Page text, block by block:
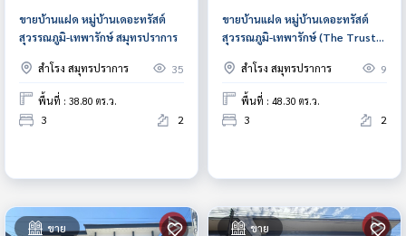
ขายบ้านแฝด หมู่บ้านเดอะทรัสต์
สุวรรณภูมิ-เทพารักษ์ สมุทรปราการ
สำโรง สมุทรปราการ 35
พื้นที่ : 38.80 ตร.ว.
3 2
ขายบ้านแฝด หมู่บ้านเดอะทรัสต์
สุวรรณภูมิ-เทพารักษ์ (The Trust
สมุทรปราการ
สำโรง สมุทรปราการ 9
พื้นที่ : 48.30 ตร.ว.
3 2
ขาย ขาย